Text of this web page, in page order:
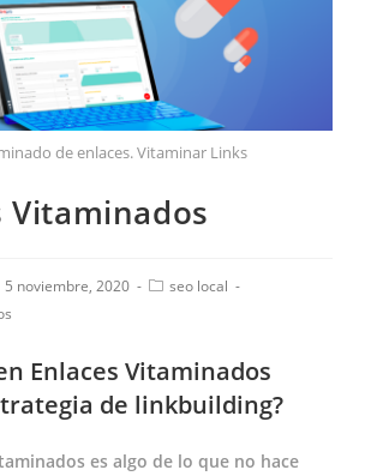
de enlaces. Vitaminar Links
Vitaminados
5 noviembre, 2020
seo local
Enlaces Vitaminados
de linkbuilding?
es algo de lo que no hace